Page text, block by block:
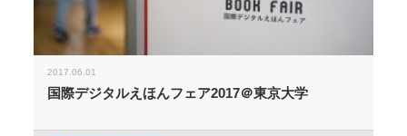
2017.06.01
国際デジタルえほんフェア2017＠東京大学